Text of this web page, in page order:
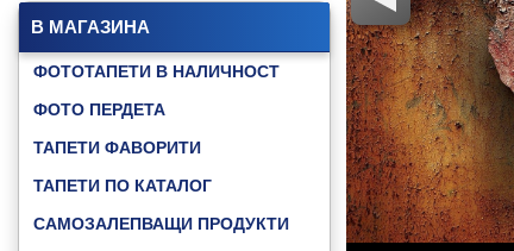
В МАГАЗИНА
ФОТОТАПЕТИ В НАЛИЧНОСТ
ФОТО ПЕРДЕТА
ТАПЕТИ ФАВОРИТИ
ТАПЕТИ ПО КАТАЛОГ
САМОЗАЛЕПВАЩИ ПРОДУКТИ